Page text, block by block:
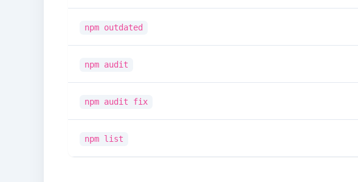
npm outdated
npm audit
npm audit fix
npm list